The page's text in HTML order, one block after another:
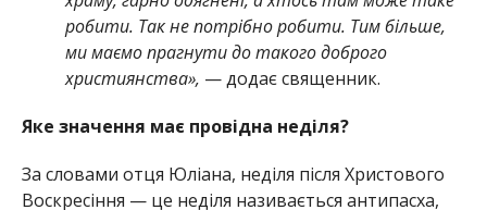
робити. Так не потрібно робити. Тим більше,
ми маємо прагнути до такого доброго
християнства», — додає священник.
Яке значення має провідна неділя?
За словами отця Юліана, неділя після Христового
Воскресіння — це неділя називається антипасха,